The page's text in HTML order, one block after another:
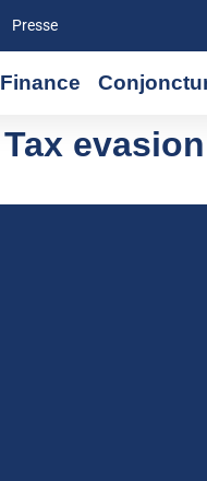
Presse
Finance
Tax evasion